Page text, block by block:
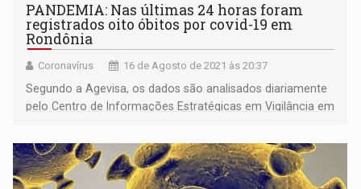
PANDEMIA: Nas últimas 24 horas foram
registrados oito óbitos por covid-19 em
Rondônia
Coronavírus 16 de Agosto de 2021 às 20:37
Segundo a Agevisa, os dados são analisados diariamente
pelo Centro de Informações Estratégicas em Vigilância em